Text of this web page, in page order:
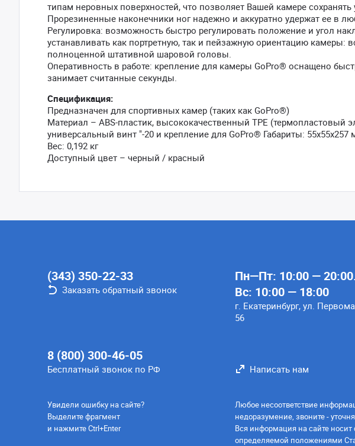
типам неровных поверхностей, что позволяет Вашей камере
Прорезиненные наконечники ног надежно и аккуратно удержат ее в
Регулировка: возможность быстро регулировать положение и угол
устанавливать как портретную, так и пейзажную ориентацию камеры:
полноценной штативной шаровой головы.
Оперативность в работе: крепление для камеры GoPro® оснащено
занимает считанные секунды.
Спецификация:
Предназначен для спортивных камер (таких как GoPro®)
Материал – ABS-пластик, высококачественный TPE (термопластовый
универсальный винт "-20 и крепление для GoPro® Габариты: 55x55x257
Вес: 0,192 кг
Доступный цвет – черный / красный
(343) 350-22-33
Заказать обратный звонок
8 (800) 300-46-05
Бесплатный звонок по РФ
Пн—Пт: 10:00 —
Вс: 10:00 — 18:00
г. Екатеринбург, ул.
56
Написать нам
Увидели ошибку на сайте?
Выделите фрагмент
и нажмите Ctrl+Enter
Любое несоответствие
недоразумение, звоните -
Вся информация на сайте носит
определяемой положениями